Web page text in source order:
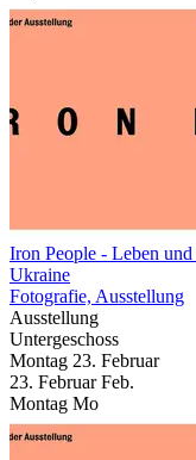
Iron People - Leben und
Ukraine
Fotografie, Ausstellung
Ausstellung
Untergeschoss
Montag 23. Februar
23. Februar Feb.
Montag Mo